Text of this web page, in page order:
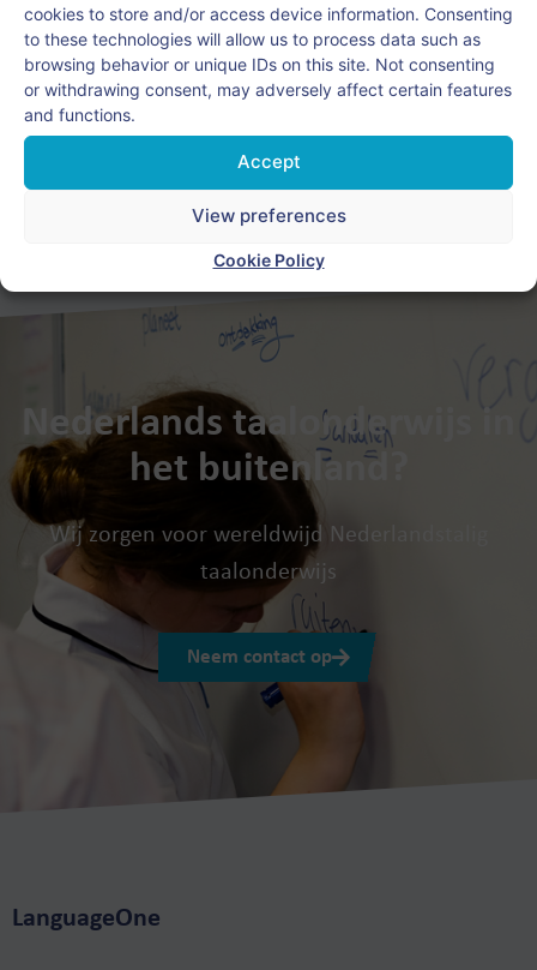
cookies to store and/or access device information. Consenting
to these technologies will allow us to process data such as
browsing behavior or unique IDs on this site. Not consenting
or withdrawing consent, may adversely affect certain features
and functions.
Accept
View preferences
Cookie Policy
Artikelen van deze auteur
Nederlands taalonderwijs in
het buitenland?
Wij zorgen voor wereldwijd Nederlandstalig
taalonderwijs
Neem contact op
LanguageOne